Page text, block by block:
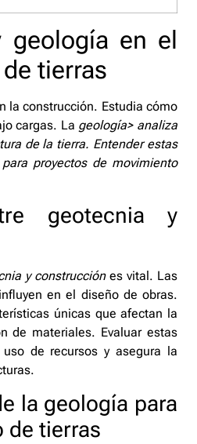
geología en el
tierras
la construcción. Estudia cómo
cargas. La geología> analiza
de la tierra. Entender estas
proyectos de movimiento
geotecnia y
y construcciónes vital. Las
en el diseño de obras.
únicas que afectan la
de materiales. Evaluar estas
de recursos y asegura la
la geología para
de tierras